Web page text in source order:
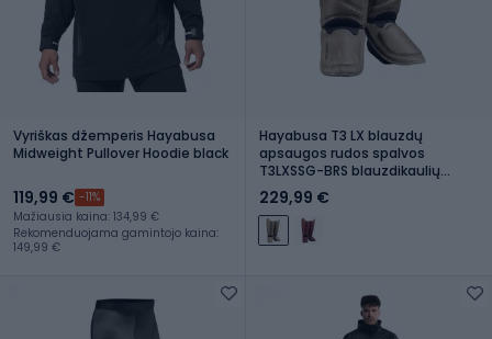
Vyriškas džemperis Hayabusa
Midweight Pullover Hoodie black
119,99 € -11%
Mažiausia kaina: 134,99 €
Rekomenduojama gamintojo kaina:
149,99 €
Hayabusa T3 LX blauzdų
apsaugos rudos spalvos
T3LXSSG-BRS blauzdikaulių
apsaugos
229,99 €